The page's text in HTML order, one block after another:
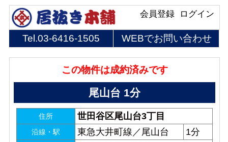
ログイン
会員登録
Tel.03-6416-1505 WEBでお問い合わせ
この物件は成約済みです
尾山台 1分
住所 世田谷区尾山台3丁目
沿線・駅 東急大井町線／尾山台 1分